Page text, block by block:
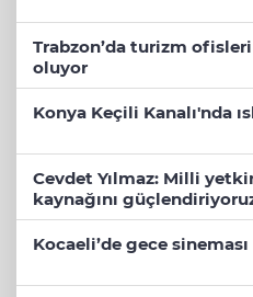
Trabzon’da turizm
oluyor
Konya Keçili Kanalı'nda
Cevdet Yılmaz: Milli
kaynağını
Kocaeli’de gece